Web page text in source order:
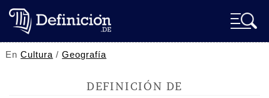
EnCultura /Geografía
DEFINICIÓN DE